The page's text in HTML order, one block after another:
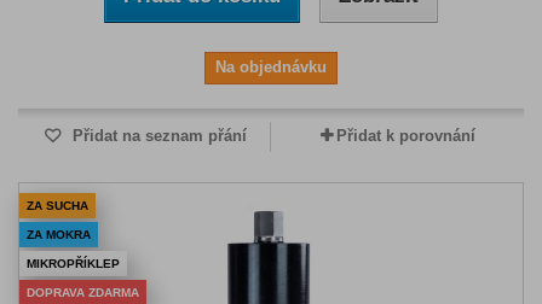
Na objednávku
Přidat na seznam přání Přidat k porovnání
ZA SUCHA
ZA MOKRA
MIKROPŘÍKLEP
DOPRAVA ZDARMA